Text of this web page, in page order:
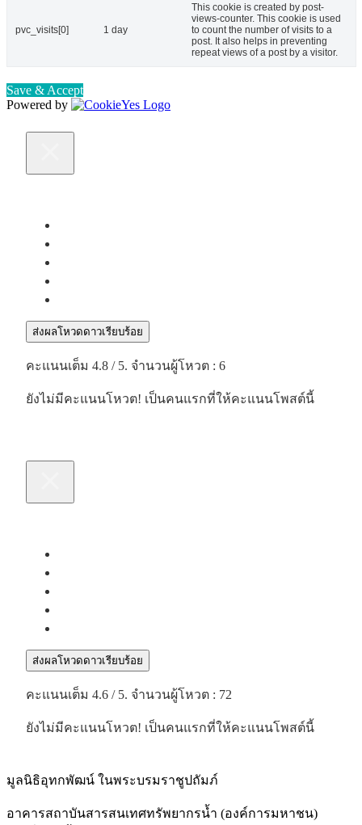
pvc_visits[0] 1 day
This cookie is created by post-
views-counter. This cookie is used
to count the number of visits to a
post. It also helps in preventing
repeat views of a post by a visitor.
Save & Accept
Powered by
ส่งผลโหวดดาวเรียบร้อย
คะแนนเต็ม 4.8 / 5. จำนวนผู้โหวต : 6
ยังไม่มีคะแนนโหวต! เป็นคนแรกที่ให้คะแนนโพสต์นี้
ส่งผลโหวดดาวเรียบร้อย
คะแนนเต็ม 4.6 / 5. จำนวนผู้โหวต : 72
ยังไม่มีคะแนนโหวต! เป็นคนแรกที่ให้คะแนนโพสต์นี้
มูลนิธิอุทกพัฒน์ ในพระบรมราชูปถัมภ์
อาคารสถาบันสารสนเทศทรัพยากรน้ำ (องค์การมหาชน)